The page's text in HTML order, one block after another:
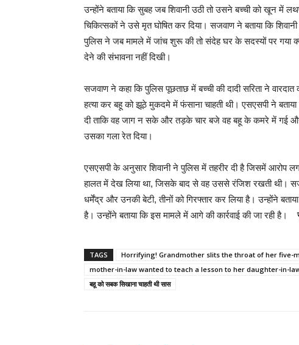
उन्होंने बताया कि सुबह जब शिवानी उठी तो उसने बच्ची को खून में
चिकित्सकों ने उसे मृत घोषित कर दिया। सजवाण ने बताया कि
पुलिस ने जब मामले में जांच शुरू की तो संदेह घर के सदस्यों पर गया
देने की संभावना नहीं दिखी।
सजवाण ने कहा कि पुलिस पूछताछ में बच्ची की दादी सरिता ने
हत्या कर बहू को झूठे मुकदमे में फंसाना चाहती थी। एसएसपी ने बताया
दी ताकि वह जाग न सके और तड़के चार बजे वह बहू के कमरे में गई और
उसका गला रेत दिया।
एसएसपी के अनुसार शिवानी ने पुलिस में तहरीर दी है जिसमें आरोप
हालत में देख लिया था, जिसके बाद से वह उससे रंजिश रखती थी।
धर्मेंद्र और उनकी बेटी, तीनों को गिरफ्तार कर लिया है। उन्होंने
है। उन्होंने बताया कि इस मामले में आगे की कार्रवाई की जा रही है।
TAGS
Horrifying! Grandmother slits the throat of her five-
mother-in-law wanted to teach a lesson to her daughter-in-
बहू को सबक सिखाना चाहती थी सास